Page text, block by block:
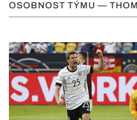
OSOBNOST TÝMU —